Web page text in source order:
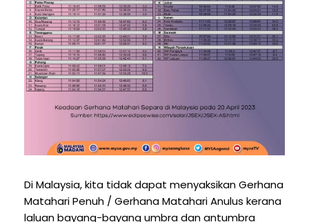
Di Malaysia, kita tidak dapat menyaksikan Gerhana
Matahari Penuh / Gerhana Matahari Anulus kerana
laluan bayang-bayang umbra dan antumbra